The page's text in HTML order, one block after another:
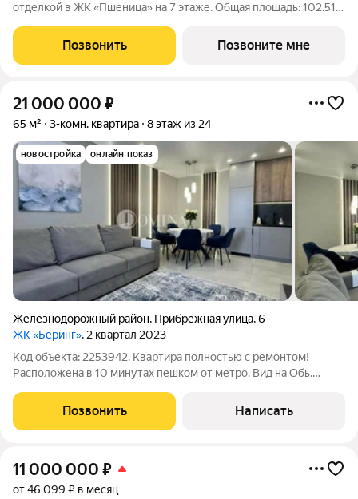
отделкой в ЖК «Пшеница» на 7 этаже. Общая площадь: 102.51
23.52 кв.м. Высота потолков 2.82 м. Квартира с кухней-
гостиной и двумя
Позвонить Позвоните мне
21 000 000 ₽
65 м² 3-комн. квартира 8 этаж из 24
новостройка онлайн показ
Железнодорожный район, Прибрежная улица,6
ЖК «Беринг», 2 квартал 2023
Код объекта: 2253942. Квартира полностью с ремонтом!
Расположена в 10 минутах пешком от метро. Вид на Обь.
с двумя спальнями, большой кухней-гостиной, гардеробной,
постирочной! Установлены два
Позвонить Написать
11 000 000 ₽
от 46 099 ₽ в месяц